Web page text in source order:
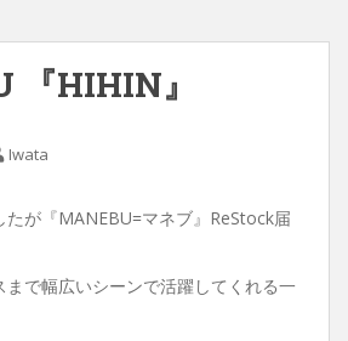
『HIHIN』
Iwata
たが『MANEBU=マネブ』ReStock届
まで幅広いシーンで活躍してくれる一